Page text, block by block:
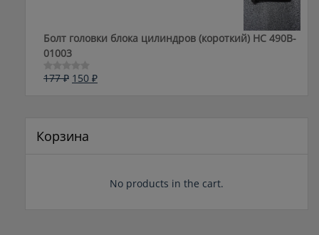
Болт головки блока цилиндров (короткий) НС 490B-
01003
Оценка
177₽ Первоначальная
150 ₽Текущая
Корзина
No products in the cart.